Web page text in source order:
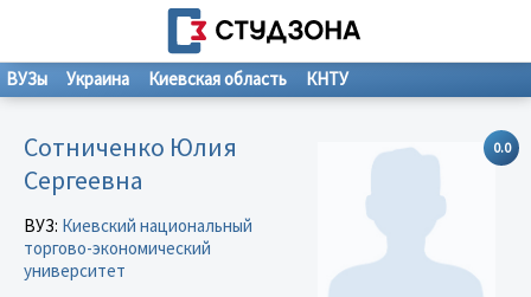
ВУЗы Украина Киевская область КНТУ
0.0
Сотниченко Юлия
Сергеевна
ВУЗ: Киевский национальный
торгово-экономический
университет